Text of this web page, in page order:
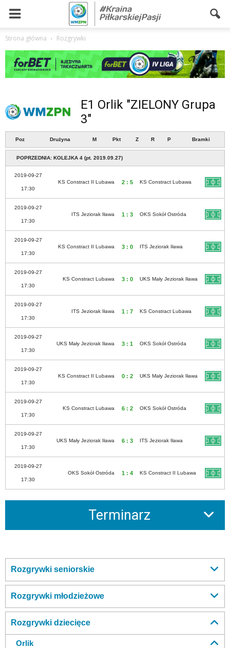
Strona główna Rozgrywki
E1 Orlik "ZIELONY Grupa
3"
Poz Drużyna M Pkt Z R P Bramki
POPRZEDNIA: KOLEJKA 4 (pt. 2019.09.27)
2019-09-27
17:30
KS Constract II Lubawa 2 : 5 KS Constract Lubawa
2019-09-27
17:30
ITS Jeziorak Iława 1 : 3 OKS Sokół Ostróda
2019-09-27
17:30
KS Constract II Lubawa 3 : 0 ITS Jeziorak Iława
2019-09-27
17:30
KS Constract Lubawa 3 : 0 UKS Mały Jeziorak Iława
2019-09-27
17:30
ITS Jeziorak Iława 1 : 7 KS Constract Lubawa
2019-09-27
17:30
UKS Mały Jeziorak Iława 3 : 1 OKS Sokół Ostróda
2019-09-27
17:30
KS Constract II Lubawa 0 : 2 UKS Mały Jeziorak Iława
2019-09-27
17:30
KS Constract Lubawa 6 : 2 OKS Sokół Ostróda
2019-09-27
17:30
UKS Mały Jeziorak Iława 6 : 3 ITS Jeziorak Iława
2019-09-27
17:30
OKS Sokół Ostróda 1 : 4 KS Constract II Lubawa
Terminarz
Rozgrywki seniorskie
Rozgrywki młodzieżowe
Rozgrywki dziecięce
Orlik